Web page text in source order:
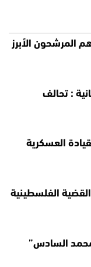
المرشحون الأبرز
: تحالف
العسكرية
الفلسطينية
السادس”